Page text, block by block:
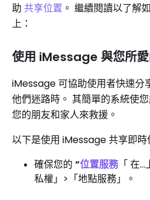
助 共享位置 。 繼續閱讀以了解
上：
使用 iMessage 與您所
iMessage 可協助使用者快速分
他們迷路時。 其簡單的系統使
您的朋友和家人來救援。
以下是使用 iMessage 共享即時
確保您的 “位置服務 「 在
私權」>「地點服務」。